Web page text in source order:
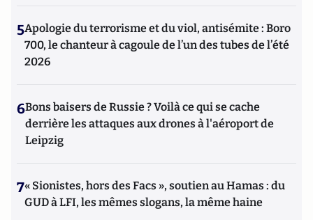
5Apologie du terrorisme et du viol, antisémite : Boro
700, le chanteur à cagoule de l’un des tubes de l’été
2026
6Bons baisers de Russie ? Voilà ce qui se cache
derrière les attaques aux drones à l'aéroport de
Leipzig
7« Sionistes, hors des Facs », soutien au Hamas : du
GUD à LFI, les mêmes slogans, la même haine